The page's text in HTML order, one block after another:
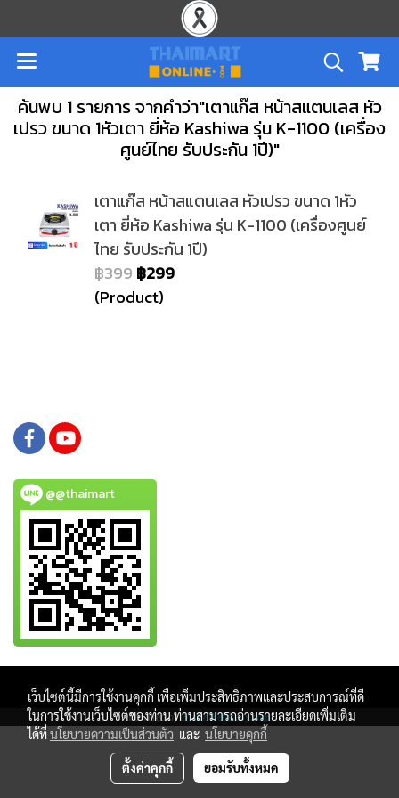
ค้นพบ 1 รายการ จากคำว่า"เตาแก๊ส หน้าสแตนเลส หัว
เปรว ขนาด 1หัวเตา ยี่ห้อ Kashiwa รุ่น K-1100 (เครื่อง
ศูนย์ไทย รับประกัน 1ปี)"
เตาแก๊ส หน้าสแตนเลส หัวเปรว ขนาด 1หัว
เตา ยี่ห้อ Kashiwa รุ่น K-1100 (เครื่องศูนย์
ไทย รับประกัน 1ปี)
฿399฿299
(Product)
@@thaimart
Copy right by www.thaimartonline.com
Powered byMakeWebEasy.com
เว็บไซต์นี้มีการใช้งานคุกกี้ เพื่อเพิ่มประสิทธิภาพและประสบการณ์ที่ดี
ในการใช้งานเว็บไซต์ของท่าน ท่านสามารถอ่านรายละเอียดเพิ่มเติม
ได้ที่นโยบายความเป็นส่วนตัว และ นโยบายคุกกี้
ตั้งค่าคุกกี้ ยอมรับทั้งหมด